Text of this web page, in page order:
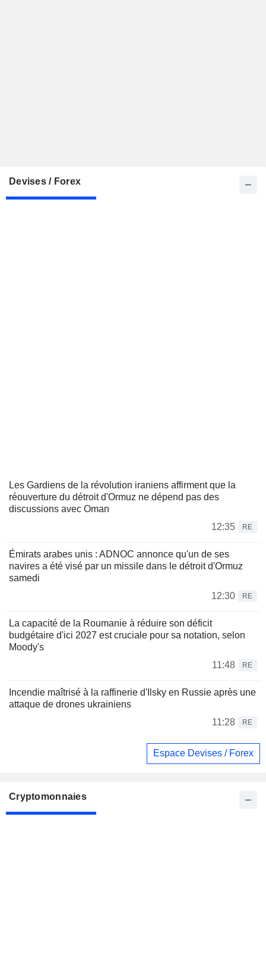
Devises / Forex
Les Gardiens de la révolution iraniens affirment que la
réouverture du détroit d'Ormuz ne dépend pas des
discussions avec Oman
12:35
RE
Émirats arabes unis : ADNOC annonce qu'un de ses
navires a été visé par un missile dans le détroit d'Ormuz
samedi
12:30
RE
La capacité de la Roumanie à réduire son déficit
budgétaire d'ici 2027 est cruciale pour sa notation, selon
Moody's
11:48
RE
Incendie maîtrisé à la raffinerie d'Ilsky en Russie après une
attaque de drones ukrainiens
11:28
RE
Espace Devises / Forex
Cryptomonnaies